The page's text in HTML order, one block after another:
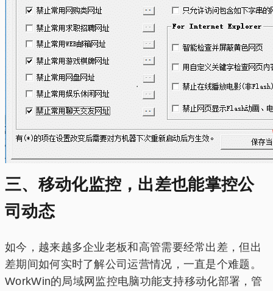
三、移动化监控，出差也能掌控公
司动态
如今，越来越多企业老板和高管需要经常出差，但出
差期间如何实时了解公司运营情况，一直是个难题。
WorkWin的局域网监控电脑功能支持移动化部署，管